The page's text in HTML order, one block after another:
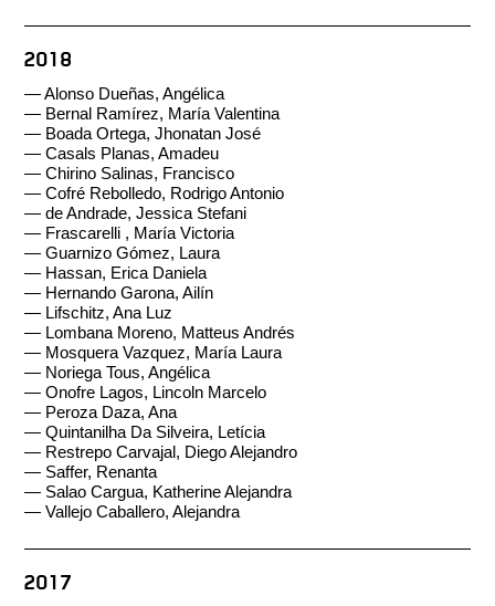
2018
—Alonso Dueñas, Angélica
— Bernal Ramírez, María Valentina
— Boada Ortega, Jhonatan José
—Casals Planas, Amadeu
—Chirino Salinas, Francisco
—Cofré Rebolledo, Rodrigo Antonio
—de Andrade, Jessica Stefani
— Frascarelli , María Victoria
—Guarnizo Gómez, Laura
— Hassan, Erica Daniela
— Hernando Garona, Ailín
— Lifschitz, Ana Luz
— Lombana Moreno, Matteus Andrés
— Mosquera Vazquez, María Laura
— Noriega Tous, Angélica
—Onofre Lagos, Lincoln Marcelo
— Peroza Daza, Ana
—Quintanilha Da Silveira, Letícia
— Restrepo Carvajal, Diego Alejandro
— Saffer, Renanta
— Salao Cargua, Katherine Alejandra
—Vallejo Caballero, Alejandra
2017